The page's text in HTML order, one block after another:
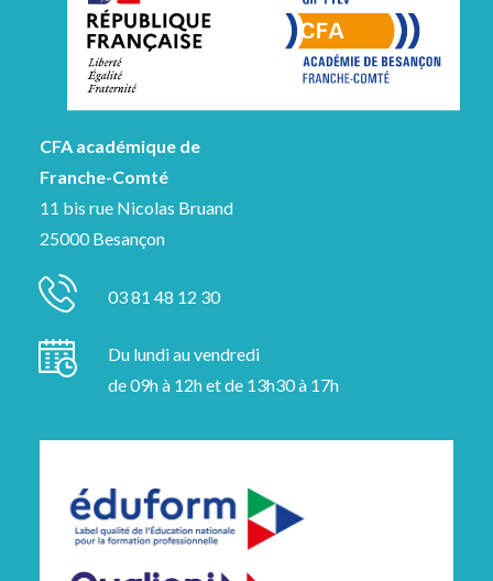
CFA académique de
Franche-Comté
11 bis rue Nicolas Bruand
25000 Besançon
03 81 48 12 30
Du lundi au vendredi
de 09h à 12h et de 13h30 à 17h